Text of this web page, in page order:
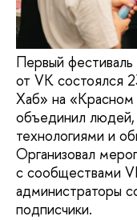
Первый
от VK состоялся
Хаб» на
объединил
технологиями и
Организовал
с сообществами
администраторы
подписчики.